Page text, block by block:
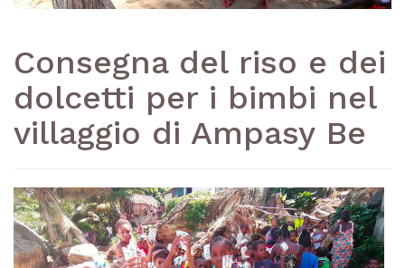
Consegna del riso e dei
dolcetti per i bimbi nel
villaggio di Ampasy Be